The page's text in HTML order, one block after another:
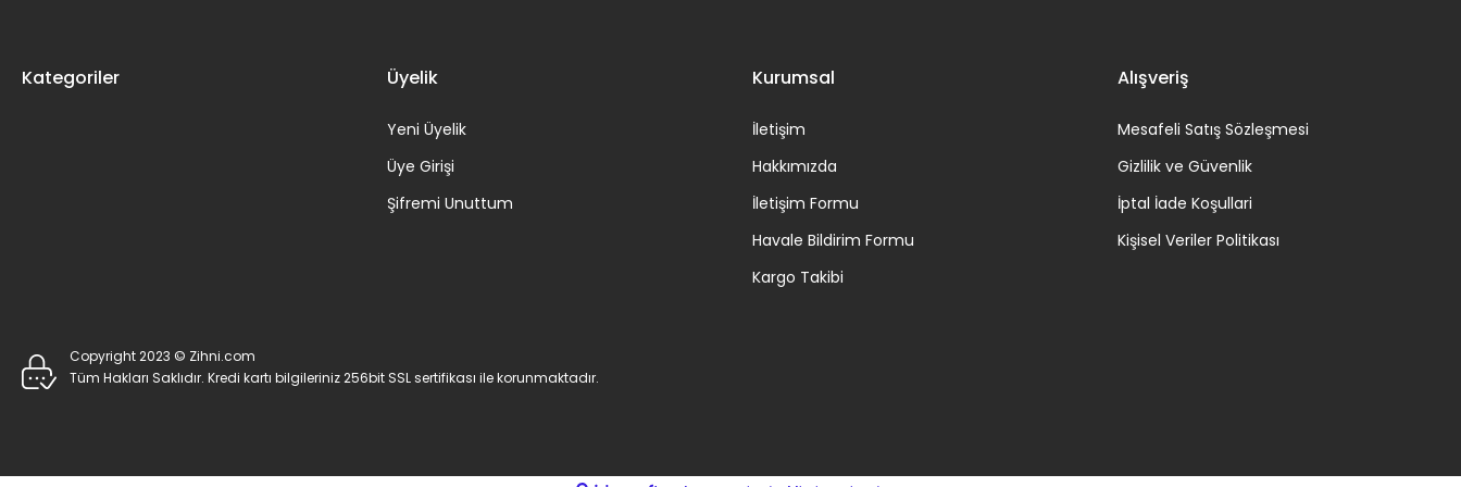
Kategoriler Üyelik
Yeni Üyelik
Üye Girişi
Şifremi Unuttum
Kurumsal
İletişim
Hakkımızda
İletişim Formu
Havale Bildirim Formu
Kargo Takibi
Alışveriş
Mesafeli Satış Sözleşmesi
Gizlilik ve Güvenlik
İptal İade Koşullari
Kişisel Veriler Politikası
Copyright 2023 © Zihni.com
Tüm Hakları Saklıdır. Kredi kartı bilgileriniz 256bit SSL sertifikası ile korunmaktadır.